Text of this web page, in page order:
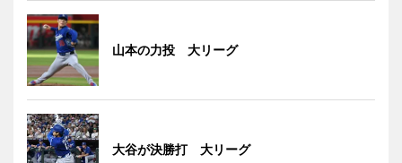
山本の力投 大リーグ
大谷が決勝打 大リーグ